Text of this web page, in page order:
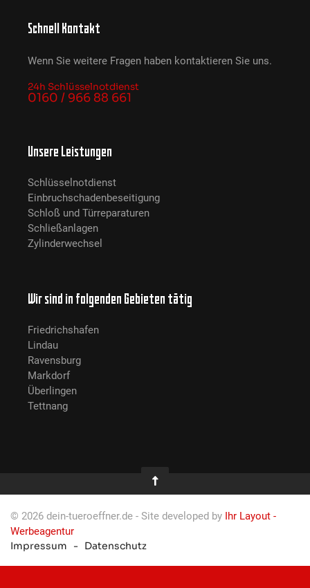
Schnell Kontakt
Wenn Sie weitere Fragen haben kontaktieren Sie uns.
24h Schlüsselnotdienst
0160 / 966 88 661
Unsere Leistungen
Schlüsselnotdienst
Einbruchschadenbeseitigung
Schloß und Türreparaturen
Schließanlagen
Zylinderwechsel
Wir sind in folgenden Gebieten tätig
Friedrichshafen
Lindau
Ravensburg
Markdorf
Überlingen
Tettnang
© 2026 dein-tueroeffner.de - Site developed by Ihr Layout -
Werbeagentur
Impressum
Datenschutz